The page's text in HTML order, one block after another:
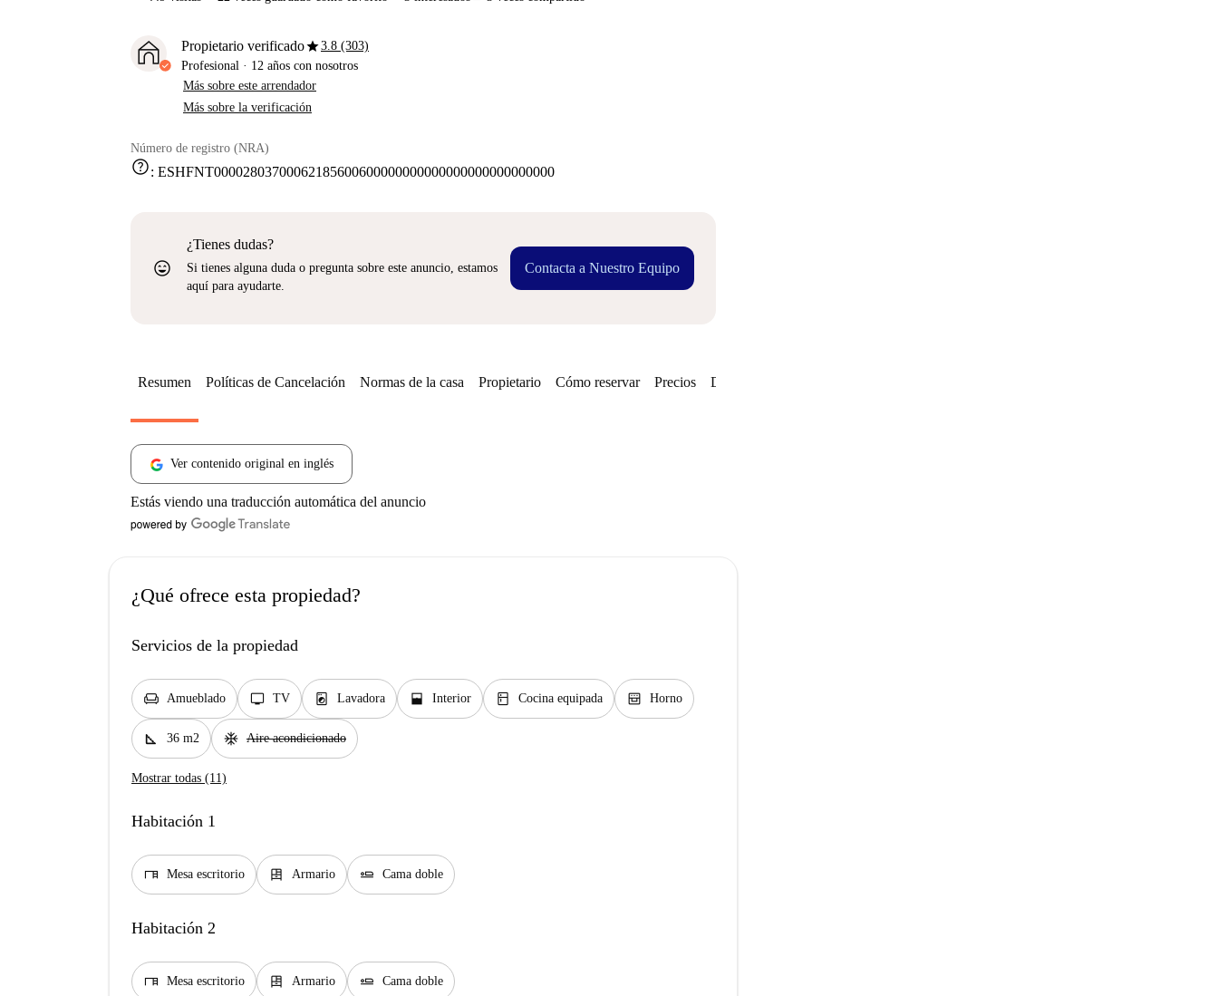
Propietario verificadostar3.8 (303)
Profesional · 12 años con nosotros
Más sobre este arrendador
Más sobre la verificación
Número de registro (NRA)
help: ESHFNT00002803700062185600600000000000000000000000000
sentiment_very_satisfied
¿Tienes dudas?
Si tienes alguna duda o pregunta sobre este anuncio, estamos
aquí para ayudarte.
Contacta a Nuestro Equipo
Resumen Políticas de Cancelación Normas de la casa Propietario Cómo reservar Precios Disponibilidades
Ver contenido original en inglés
Estás viendo una traducción automática del anuncio
¿Qué ofrece esta propiedad?
Servicios de la propiedad
chair Amueblado tv TV local_laundry_service Lavadora window_open Interior kitchen Cocina equipada oven_gen Horno
square_foot 36 m2 ac_unit Aire acondicionado
Mostrar todas (11)
Habitación 1
desk Mesa escritorio dresser Armario airline_seat_flat Cama doble
Habitación 2
desk Mesa escritorio dresser Armario airline_seat_flat Cama doble